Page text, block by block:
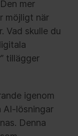
mer
möjligt när
Vad skulle du
tillägger
igenom
AI-lösningar
Denna